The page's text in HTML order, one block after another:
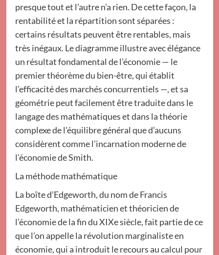
presque tout et l’autre n’a rien. De cette façon, la
rentabilité et la répartition sont séparées :
certains résultats peuvent être rentables, mais
très inégaux. Le diagramme illustre avec élégance
un résultat fondamental de l’économie — le
premier théorème du bien-être, qui établit
l’efficacité des marchés concurrentiels —, et sa
géométrie peut facilement être traduite dans le
langage des mathématiques et dans la théorie
complexe de l’équilibre général que d’aucuns
considèrent comme l’incarnation moderne de
l’économie de Smith.
La méthode mathématique
La boîte d’Edgeworth, du nom de Francis
Edgeworth, mathématicien et théoricien de
l’économie de la fin du XIXe siècle, fait partie de ce
que l’on appelle la révolution marginaliste en
économie, qui a introduit le recours au calcul pour